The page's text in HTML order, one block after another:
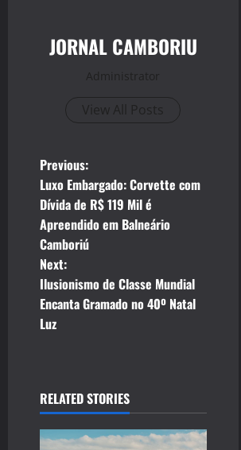
JORNAL CAMBORIU
Administrator
View All Posts
P
o
s
t
n
a
i
g
Previous:
Luxo Embargado: Corvette com
Dívida de R$ 119 Mil é
Apreendido em Balneário
Camboriú
Next:
Ilusionismo de Classe Mundial
Encanta Gramado no 40º Natal
Luz
RELATED STORIES